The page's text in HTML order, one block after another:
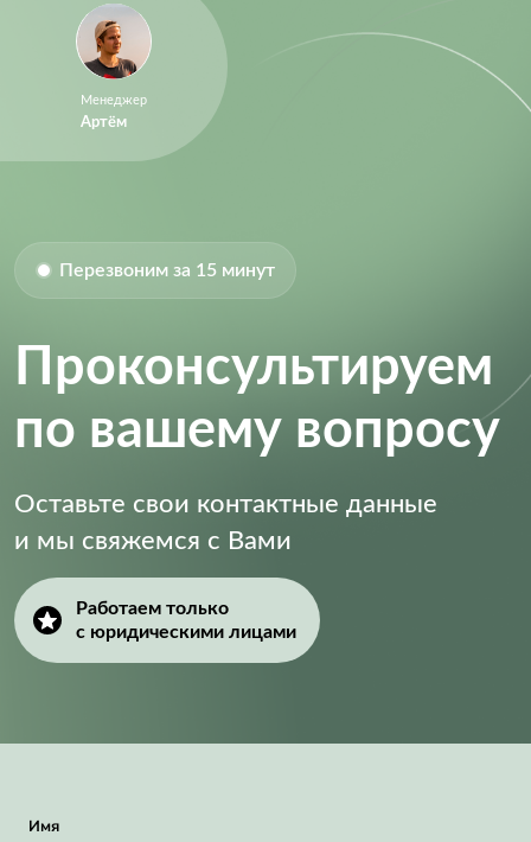
Size-Length:
Size-Width:
Supply Voltage (DC):
Менеджер
Артём
Перезвоним за 15 минут
Проконсультируем
по вашему вопросу
Оставьте свои контактные данные
и мы свяжемся с Вами
Работаем только
с юридическими лицами
Имя